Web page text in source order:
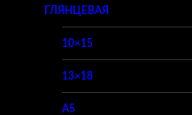
ГЛЯНЦЕВАЯ
10×15
13×18
A5